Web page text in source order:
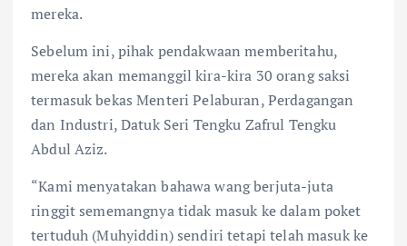
mereka.
Sebelum ini, pihak pendakwaan memberitahu,
mereka akan memanggil kira-kira 30 orang saksi
termasuk bekas Menteri Pelaburan, Perdagangan
dan Industri, Datuk Seri Tengku Zafrul Tengku
Abdul Aziz.
“Kami menyatakan bahawa wang berjuta-juta
ringgit sememangnya tidak masuk ke dalam poket
tertuduh (Muhyiddin) sendiri tetapi telah masuk ke